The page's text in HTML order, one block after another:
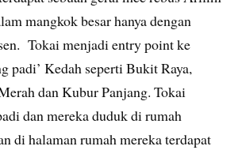
mangkok besar hanya dengan
Tokai menjadi entry point ke
padi’ Kedah seperti Bukit Raya,
dan Kubur Panjang. Tokai
dan mereka duduk di rumah
di halaman rumah mereka terdapat